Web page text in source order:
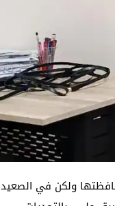
ولكن في الصعيد